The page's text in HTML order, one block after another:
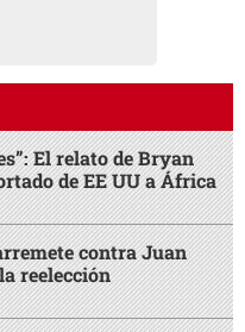
El relato de Bryan
de EE UU a África
contra Juan
reelección